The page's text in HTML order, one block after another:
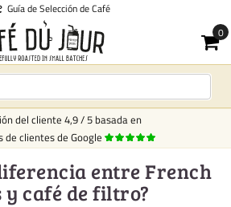
de Café
del cliente 4,9/5 basada en
clientes de Google
entre French
y café de filtro?